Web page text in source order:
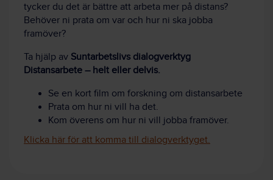
tycker du det är bättre att arbeta mer på distans?
Behöver ni prata om var och hur ni ska jobba
framöver?
Ta hjälp av Suntarbetslivs dialogverktyg
Distansarbete – helt eller delvis.
Se en kort film om forskning om distansarbete
Prata om hur ni vill ha det.
Kom överens om hur ni vill jobba framöver.
Klicka här för att komma till dialogverktyget.